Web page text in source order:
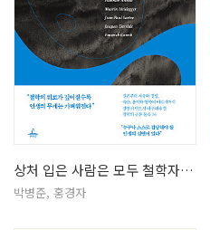
상처 입은 사람은 모두 철학자가 된다
박병준, 홍경자